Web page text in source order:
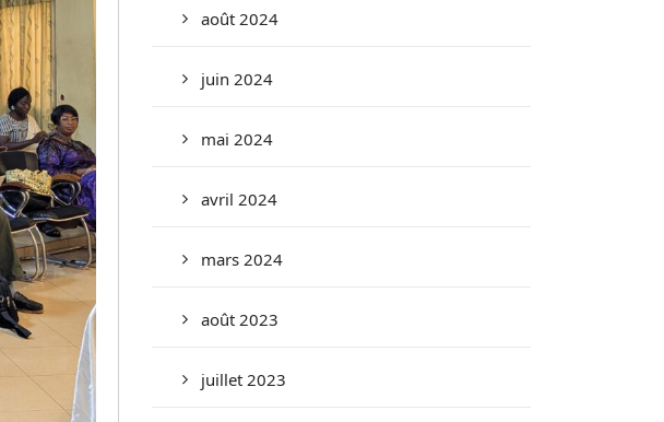
août 2024
juin 2024
mai 2024
avril 2024
mars 2024
août 2023
juillet 2023